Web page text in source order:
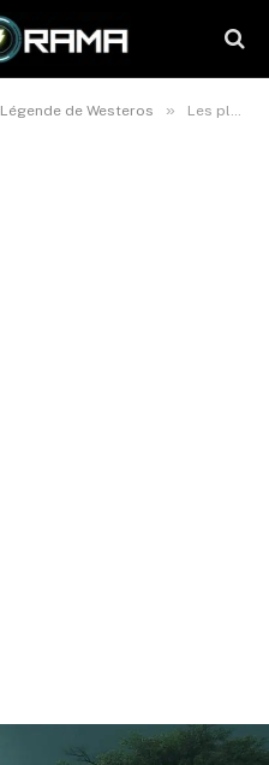
Légende de Westeros » Les pluies de Castamere : un hymne tragique dans l’univers du Trône de Fer